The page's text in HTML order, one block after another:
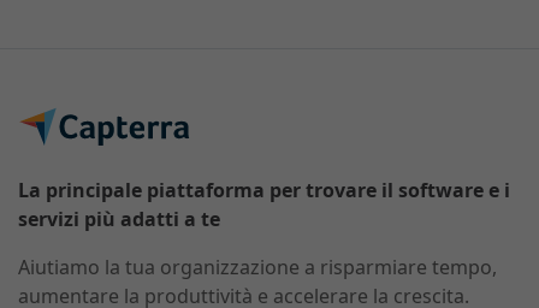
La principale piattaforma per trovare il software e i
servizi più adatti a te
Aiutiamo la tua organizzazione a risparmiare tempo,
aumentare la produttività e accelerare la crescita.